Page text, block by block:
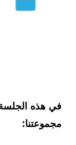
في هذه
مجموعتنا: